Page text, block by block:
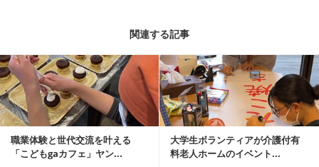
関連する記事
職業体験と世代交流を叶える
「こどもgaカフェ」ヤン...
大学生ボランティアが介護付有
料老人ホームのイベント...
記事を読む